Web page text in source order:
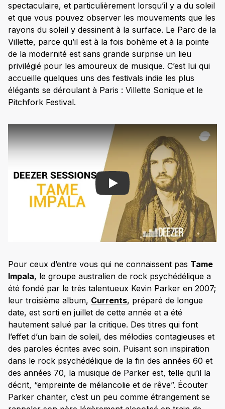
spectaculaire, et particulièrement lorsqu’il y a du soleil
et que vous pouvez observer les mouvements que les
rayons du soleil y dessinent à la surface. Le Parc de la
Villette, parce qu’il est à la fois bohème et à la pointe
de la modernité est sans grande surprise un lieu
privilégié pour les amoureux de musique. C’est lui qui
accueille quelques uns des festivals indie les plus
élégants se déroulant à Paris : Villette Sonique et le
Pitchfork Festival.
Play
Pour ceux d’entre vous qui ne connaissent pas Tame
Impala, le groupe australien de rock psychédélique a
été fondé par le très talentueux Kevin Parker en 2007;
leur troisième album, Currents, préparé de longue
date, est sorti en juillet de cette année et a été
hautement salué par la critique. Des titres qui font
l’effet d’un bain de soleil, des mélodies contagieuses et
des paroles écrites avec soin. Puisant son inspiration
dans le rock psychédélique de la fin des années 60 et
des années 70, la musique de Parker est, telle qu’il la
décrit, “empreinte de mélancolie et de rêve”. Écouter
Parker chanter, c’est un peu comme étrangement se